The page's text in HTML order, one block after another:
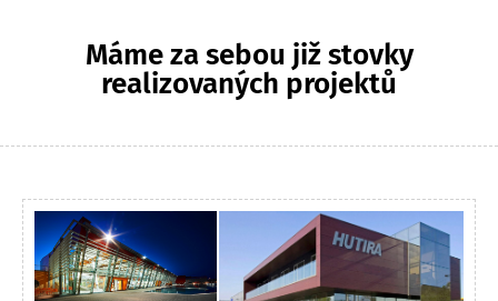
Máme za sebou již stovky
realizovaných projektů